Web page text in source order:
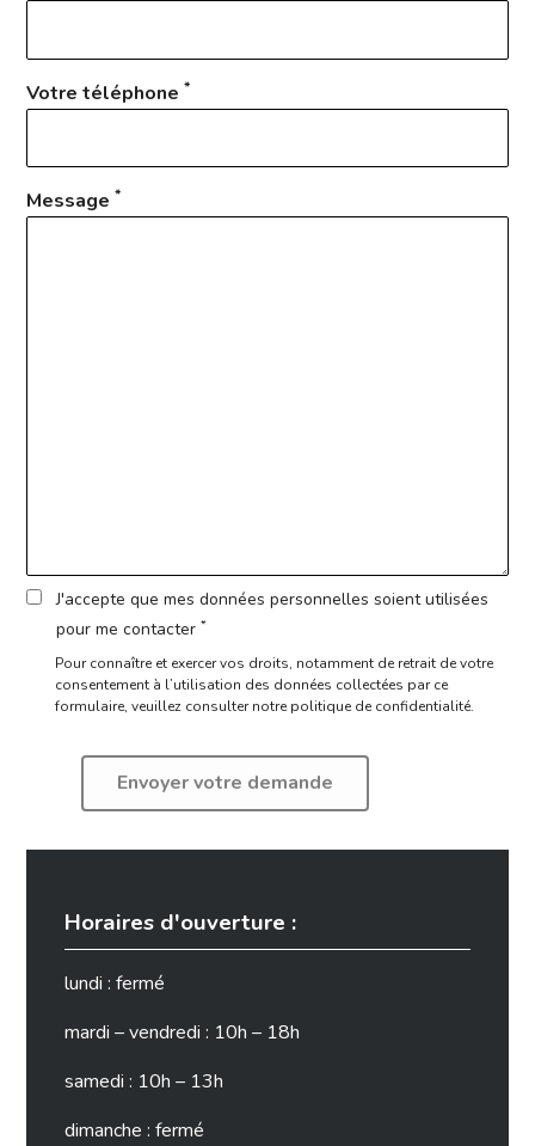
Votre téléphone*
Message*
J'accepte que mes données personnelles soient utilisées
pour me contacter *
Pour connaître et exercer vos droits, notamment de retrait de votre
consentement à l’utilisation des données collectées par ce
formulaire, veuillez consulter notre politique de confidentialité.
Horaires d'ouverture :
lundi : fermé
mardi – vendredi : 10h – 18h
samedi : 10h – 13h
dimanche : fermé